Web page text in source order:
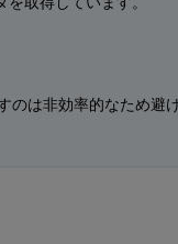
のは非効率的なため避